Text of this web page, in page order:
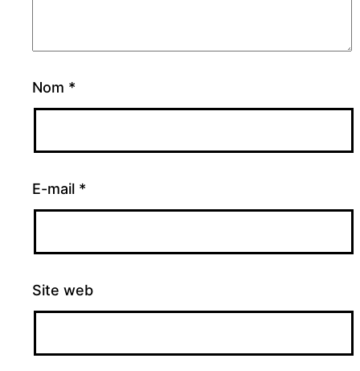
Nom *
E-mail *
Site web